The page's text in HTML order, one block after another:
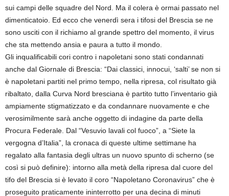
sui campi delle squadre del Nord. Ma il colera è ormai passato nel
dimenticatoio. Ed ecco che venerdì sera i tifosi del Brescia se ne
sono usciti con il richiamo al grande spettro del momento, il virus
che sta mettendo ansia e paura a tutto il mondo.
Gli inqualificabili cori contro i napoletani sono stati condannati
anche dal Giornale di Brescia: “Dai classici, innocui, ‘salti’ se non si
è napoletani partiti nel primo tempo, nella ripresa, col risultato già
ribaltato, dalla Curva Nord bresciana è partito tutto l’inventario già
ampiamente stigmatizzato e da condannare nuovamente e che
verosimilmente sarà anche oggetto di indagine da parte della
Procura Federale. Dal “Vesuvio lavali col fuoco”, a “Siete la
vergogna d’Italia”, la cronaca di queste ultime settimane ha
regalato alla fantasia degli ultras un nuovo spunto di scherno (se
così si può definire): intorno alla metà della ripresa dal cuore del
tifo del Brescia si è levato il coro “Napoletano Coronavirus” che è
proseguito praticamente ininterrotto per una decina di minuti